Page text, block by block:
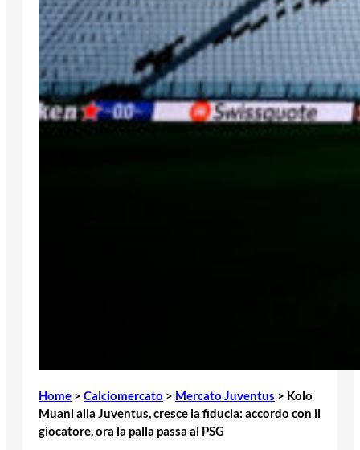
Home > Calciomercato > Mercato Juventus > Kolo
Muani alla Juventus, cresce la fiducia: accordo con il
giocatore, ora la palla passa al PSG